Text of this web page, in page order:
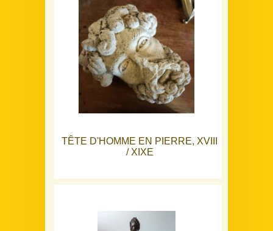
TÊTE D'HOMME EN PIERRE, XVIII
/ XIXE